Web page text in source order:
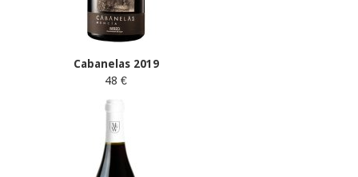
Cabanelas 2019
48 €